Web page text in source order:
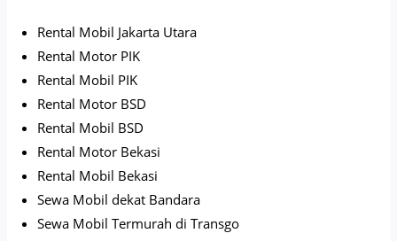
Rental Mobil Jakarta Utara
Rental Motor PIK
Rental Mobil PIK
Rental Motor BSD
Rental Mobil BSD
Rental Motor Bekasi
Rental Mobil Bekasi
Sewa Mobil dekat Bandara
Sewa Mobil Termurah di Transgo